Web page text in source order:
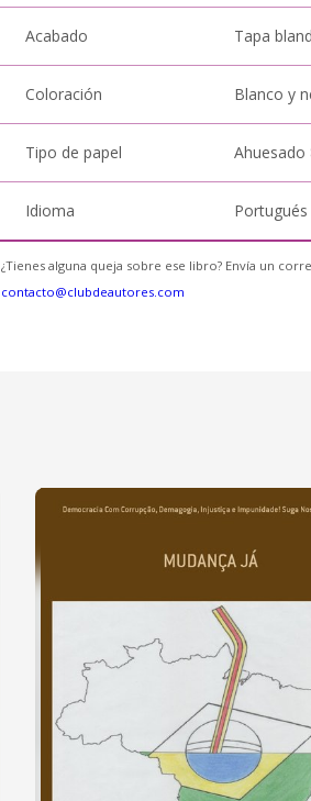
Acabado Tapa
Coloración Blanco y
Tipo de papel Ahuesado
Idioma Portugués
¿Tienes alguna queja sobre ese libro? Envía un
contacto@clubdeautores.com